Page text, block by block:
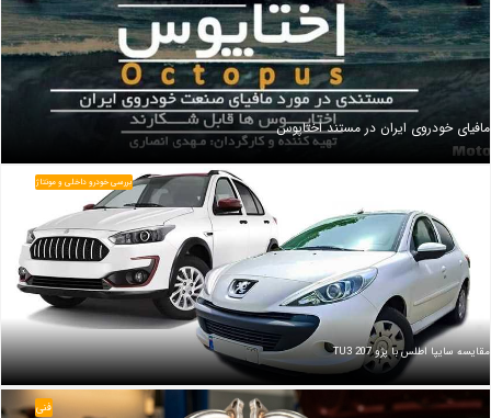
مافیای خودروی ایران در مستند اختاپوس
مقایسه سایپا اطلس با پژو 207 TU3
بررسی خودرو داخلی و مونتاژ
فنی